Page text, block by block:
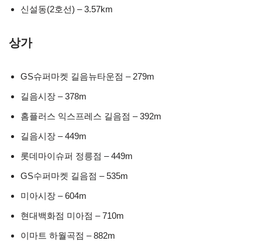
신설동(2호선) – 3.57km
상가
GS슈퍼마켓 길음뉴타운점 – 279m
길음시장 – 378m
홈플러스 익스프레스 길음점 – 392m
길음시장 – 449m
롯데마이슈퍼 정릉점 – 449m
GS수퍼마켓 길음점 – 535m
미아시장 – 604m
현대백화점 미아점 – 710m
이마트 하월곡점 – 882m